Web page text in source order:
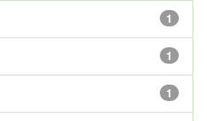
1
1
1